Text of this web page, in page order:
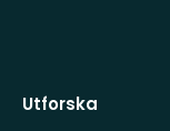
Utforska